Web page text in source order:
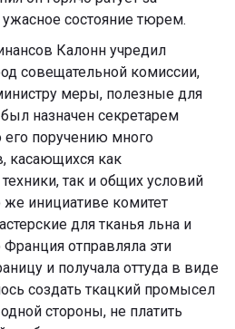
состояние тюрем.
Калонн учредил
совещательной комиссии,
меры, полезные для
назначен секретарем
его поручению много
касающихся как
так и общих условий
же инициативе комитет
для тканья льна и
отправляла эти
и получала оттуда в виде
создать ткацкий промысел
стороны, не платить